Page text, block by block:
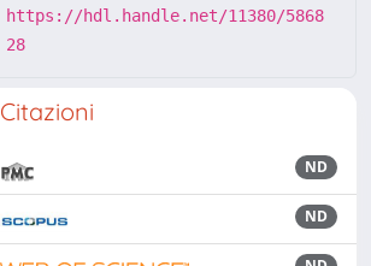
https://hdl.handle.net/11380/5868
28
Citazioni
ND
ND